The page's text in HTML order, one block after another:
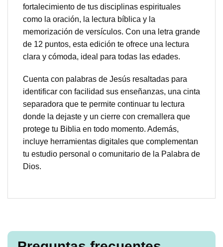
fortalecimiento de tus disciplinas espirituales
como la oración, la lectura bíblica y la
memorización de versículos. Con una letra grande
de 12 puntos, esta edición te ofrece una lectura
clara y cómoda, ideal para todas las edades.
Cuenta con palabras de Jesús resaltadas para
identificar con facilidad sus enseñanzas, una cinta
separadora que te permite continuar tu lectura
donde la dejaste y un cierre con cremallera que
protege tu Biblia en todo momento. Además,
incluye herramientas digitales que complementan
tu estudio personal o comunitario de la Palabra de
Dios.